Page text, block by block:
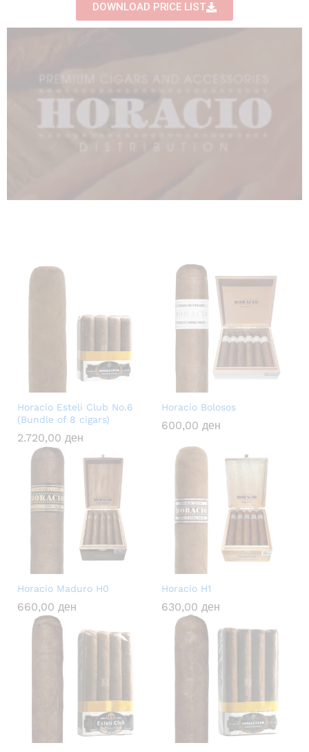
DOWNLOAD PRICE LIST
Horacio Esteli Club No.6
(Bundle of 8 cigars)
2.720,00 ден
Horacio Bolosos
600,00 ден
Horacio Maduro H0
660,00 ден
Horacio H1
630,00 ден